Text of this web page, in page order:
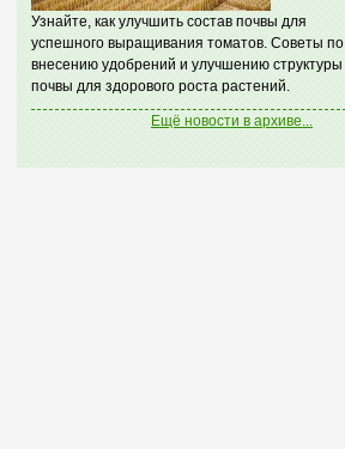
Узнайте, как улучшить состав почвы для
успешного выращивания томатов. Советы по
внесению удобрений и улучшению структуры
почвы для здорового роста растений.
Ещё новости в архиве...